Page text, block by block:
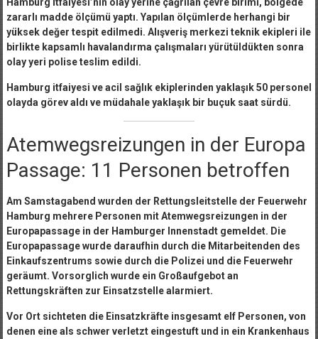
zararlı madde ölçümü yaptı. Yapılan ölçümlerde herhangi bir
yüksek değer tespit edilmedi. Alışveriş merkezi teknik ekipleri ile
birlikte kapsamlı havalandırma çalışmaları yürütüldükten sonra
olay yeri polise teslim edildi.
Hamburg itfaiyesi ve acil sağlık ekiplerinden yaklaşık 50 personel
olayda görev aldı ve müdahale yaklaşık bir buçuk saat sürdü.
Atemwegsreizungen in der Europa
Passage: 11 Personen betroffen
Am Samstagabend wurden der Rettungsleitstelle der Feuerwehr
Hamburg mehrere Personen mit Atemwegsreizungen in der
Europapassage in der Hamburger Innenstadt gemeldet. Die
Europapassage wurde daraufhin durch die Mitarbeitenden des
Einkaufszentrums sowie durch die Polizei und die Feuerwehr
geräumt. Vorsorglich wurde ein Großaufgebot an
Rettungskräften zur Einsatzstelle alarmiert.
Vor Ort sichteten die Einsatzkräfte insgesamt elf Personen, von
denen eine als schwer verletzt eingestuft und in ein Krankenhaus